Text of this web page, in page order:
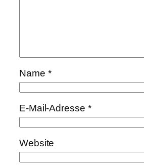
Name *
E-Mail-Adresse *
Website